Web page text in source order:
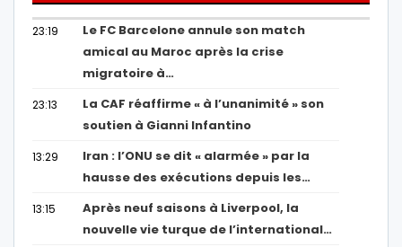
23:19
Le FC Barcelone annule son match
amical au Maroc après la crise
migratoire à…
23:13
La CAF réaffirme « à l’unanimité » son
soutien à Gianni Infantino
13:29
Iran : l’ONU se dit « alarmée » par la
hausse des exécutions depuis les…
13:15
Après neuf saisons à Liverpool, la
nouvelle vie turque de l’international…